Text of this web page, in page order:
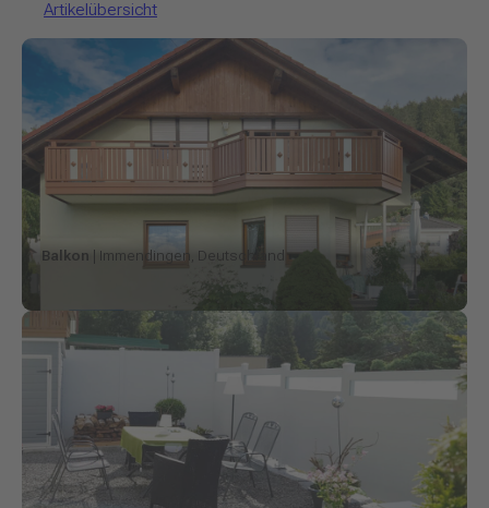
Artikelübersicht
Balkon | Immendingen, Deutschland